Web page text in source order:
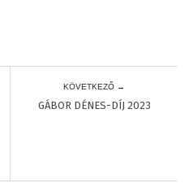
KÖVETKEZŐ →
GÁBOR DÉNES-DÍJ 2023